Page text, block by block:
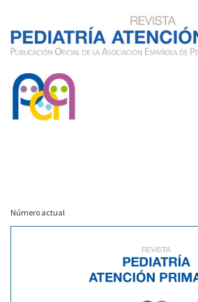
Número actual